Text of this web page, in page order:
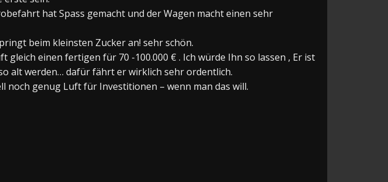
hat Spass gemacht und der Wagen macht einen sehr
beim kleinsten Zucker an! sehr schön.
einen fertigen für 70 -100.000 € . Ich würde Ihn so lassen , Er ist
alt werden… dafür fährt er wirklich sehr ordentlich.
noch genug Luft für Investitionen – wenn man das will.